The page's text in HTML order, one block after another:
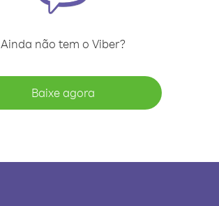
Ainda não tem o Viber?
Baixe agora